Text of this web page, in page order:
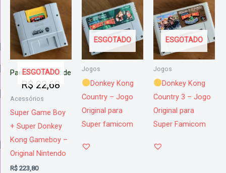
ESGOTADO
Parcele em 12x de
R$ 22,68
Acessórios
Super Game Boy
+ Super Donkey
Kong Gameboy –
Original Nintendo
R$ 223,80
ESGOTADO
Jogos
Donkey Kong
Country – Jogo
Original para
Super famicom
ESGOTADO
Jogos
Donkey Kong
Country 3 – Jogo
Original para
Super Famicom